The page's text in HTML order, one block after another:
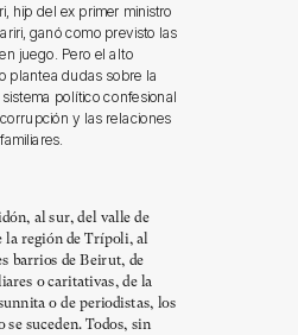
hijo del ex primer ministro
ganó como previsto las
juego. Pero el alto
plantea dudas sobre la
político confesional
y las relaciones
familiares.
al sur, del valle de
la región de Trípoli, al
barrios de Beirut, de
o caritativas, de la
o de periodistas, los
se suceden. Todos, sin